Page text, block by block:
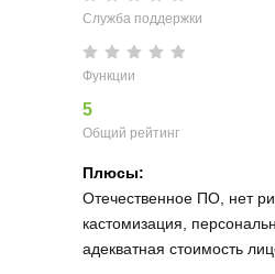
Служба поддержки
Функции
5
Общий рейтинг
Плюсы:
Отечественное ПО, нет
кастомизация,
адекватная стоимость